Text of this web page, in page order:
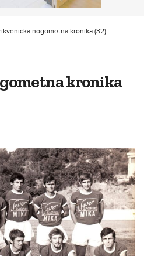
nogometna kronika (32)
kronika